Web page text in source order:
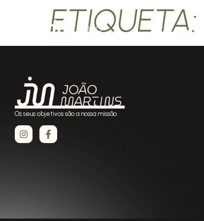
ETIQUETA:
Os seus objetivos são a nossa missão.